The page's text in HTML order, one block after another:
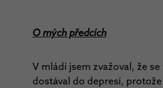
O mých předcích
V mládí jsem zvažoval, že
dostával do depresí,